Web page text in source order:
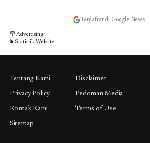
Terdaftar di Google News
🪧 Advertising
📊Statistik Website
Tentang Kami
Privacy Policy
Kontak Kami
Sitemap
Disclaimer
Pedoman Media
Terms of Use